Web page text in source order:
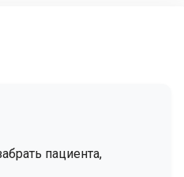
пациента,